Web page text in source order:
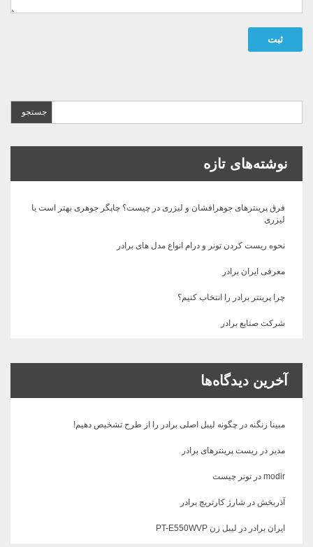
نوشته‌های تازه
فرق پرینترهای جوهرافشان و لیزری در چیست؟ چاپگر جوهری بهتر است یا
لیزری
نحوه ریست کردن تونر و درام انواع مدل های برادر
معرفی ایران برادر
چرا پرینتر برادر را انتخاب کنیم؟
شرکت صنایع برادر
آخرین دیدگاه‌ها
مبینا زنگنه در چگونه لیبل اصلی برادر را از طرح تشخیص دهیم!
مدیر در ریست پرینترهای برادر
modir در تونر چیست
آذربخش در شارژ کارتریج برادر
ایران برادر در لیبل زن PT-E550WVP
ثبت